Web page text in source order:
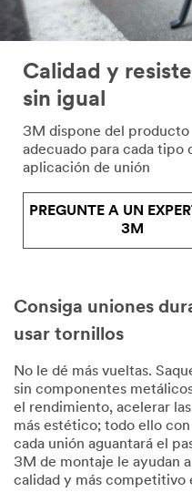
información
personal
de
acuerdo
con
política
de
privacidad
de
3M.
Calidad y
sin igual
3M dispone del producto
adecuado para cada tipo
aplicación de unión
PREGUNTE A UN
3M
Consiga uniones
usar tornillos
No le dé más vueltas.
sin componentes
el rendimiento, acelerar
más estético; todo ello
cada unión aguantará el
3M de montaje le ayudan
calidad y más competitivo